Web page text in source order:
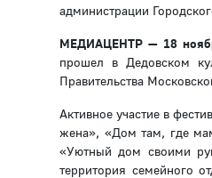
администрации
МЕДИАЦЕНТР — 18
прошел в Дедовском
Правительства
Активное участие в
жена», «Дом там, где
«Уютный дом своими
территория семейного